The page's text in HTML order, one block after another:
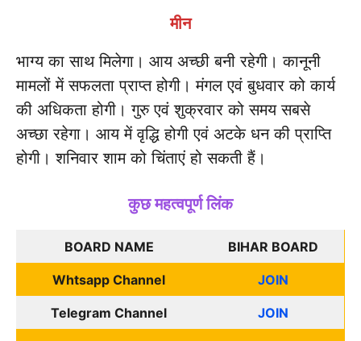
मीन
भाग्य का साथ मिलेगा। आय अच्छी बनी रहेगी। कानूनी
मामलों में सफलता प्राप्त होगी। मंगल एवं बुधवार को कार्य
की अधिकता होगी। गुरु एवं शुक्रवार को समय सबसे
अच्छा रहेगा। आय में वृद्धि होगी एवं अटके धन की प्राप्ति
होगी। शनिवार शाम को चिंताएं हो सकती हैं।
कुछ महत्वपूर्ण लिंक
BOARD NAME BIHAR BOARD
Whtsapp Channel JOIN
Telegram Channel JOIN